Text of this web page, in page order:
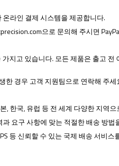
라인 결제 시스템을 제공합니다.
으로 문의해 주시면
가지고 있습니다. 모든 제품은 출고
한 경우 고객 지원팀으로 연락해 주
, 한국, 유럽 등 전 세계 다양한 지역
요구 사항에 맞는 적절한 배송 방법
등 신뢰할 수 있는 국제 배송 서비